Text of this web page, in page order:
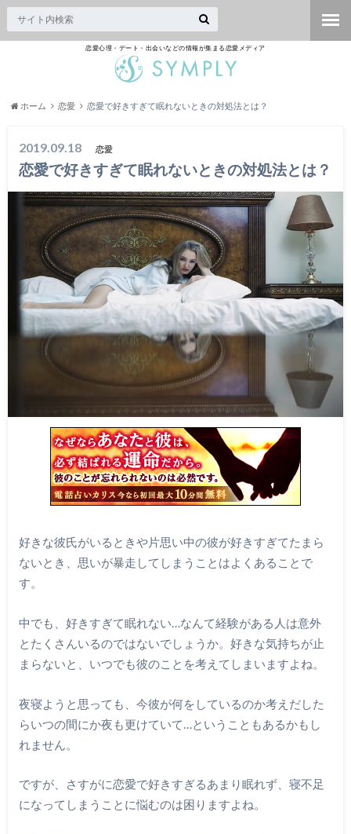
恋愛心理・デート・出会いなどの情報が集まる恋愛メディア
ホーム 恋愛 恋愛で好きすぎて眠れないときの対処法とは？
2019.09.18 恋愛
恋愛で好きすぎて眠れないときの対処法とは？
好きな彼氏がいるときや片思い中の彼が好きすぎてたまら
ないとき、思いが暴走してしまうことはよくあることで
す。
中でも、好きすぎて眠れない…なんて経験がある人は意外
とたくさんいるのではないでしょうか。好きな気持ちが止
まらないと、いつでも彼のことを考えてしまいますよね。
夜寝ようと思っても、今彼が何をしているのか考えだした
らいつの間にか夜も更けていて…ということもあるかもし
れません。
ですが、さすがに恋愛で好きすぎるあまり眠れず、寝不足
になってしまうことに悩むのは困りますよね。